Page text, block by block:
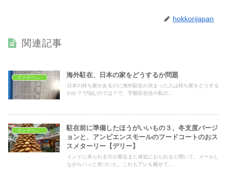
hokkorijapan
関連記事
海外駐在、日本の家をどうするか問題
日本の持ち家があるのに海外駐在が決まった人は持ち家をどうする
のか？で悩むのでは？で、宇都宮在住の私の...
インドへ駐在する際の準備
駐在前に準備したほうがいいもの３、冬支度バージ
ョンと、アンビエンスモールのフードコートのおス
スメターリー【デリー】
インドに来られる方が最近また身近におられると聞いて、メールし
ながらハッと気づいた。これもアレも載せて...